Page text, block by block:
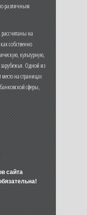
различным
на
собственно
культурную,
Одной из
на страницах
сферы,
сайта